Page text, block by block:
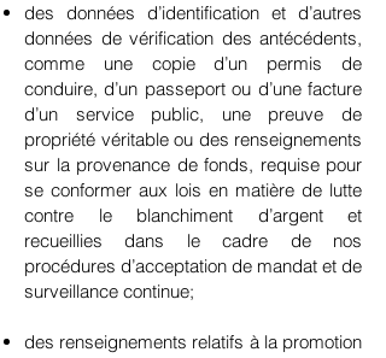
des données d’identification et d’autres
données de vérification des antécédents,
comme une copie d’un permis de
conduire, d’un passeport ou d’une facture
d’un service public, une preuve de
propriété véritable ou des renseignements
sur la provenance de fonds, requise pour
se conformer aux lois en matière de lutte
contre le blanchiment d’argent et
recueillies dans le cadre de nos
procédures d’acceptation de mandat et de
surveillance continue;
des renseignements relatifs à la promotion